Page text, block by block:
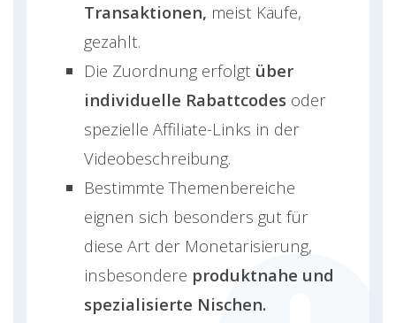
Transaktionen, meist Käufe,
gezahlt.
Die Zuordnung erfolgt über
individuelle Rabattcodes oder
spezielle Affiliate-Links in der
Videobeschreibung.
Bestimmte Themenbereiche
eignen sich besonders gut für
diese Art der Monetarisierung,
insbesondere produktnahe und
spezialisierte Nischen.